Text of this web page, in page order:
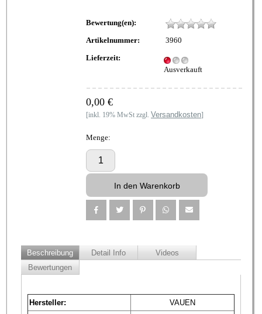
Bewertung(en):
Artikelnummer:
3960
Lieferzeit:
Ausverkauft
0,00 €
[inkl. 19% MwSt zzgl. Versandkosten]
Menge:
Beschreibung Detail Info
Videos
Bewertungen
Hersteller:
VAUEN